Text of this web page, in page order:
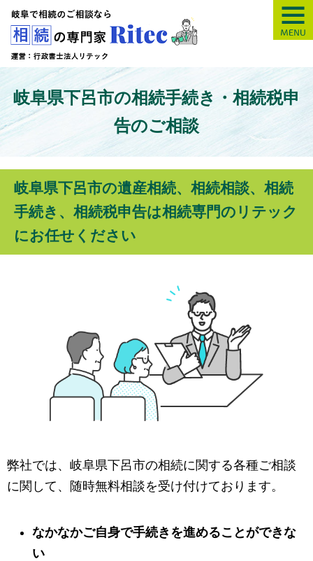
【岐阜】相続の
岐阜県下呂市の相続手続き・相続税申
告のご相談
岐阜県下呂市の遺産相続、相続相談、相続
手続き、相続税申告は相続専門のリテック
にお任せください
弊社では、岐阜県下呂市の相続に関する各種ご相談
に関して、随時無料相談を受け付けております。
なかなかご自身で手続きを進めることができな
い